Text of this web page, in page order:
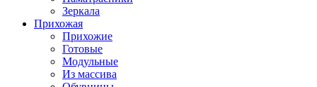
Зеркала
Прихожая
Прихожие
Готовые
Модульные
Из массива